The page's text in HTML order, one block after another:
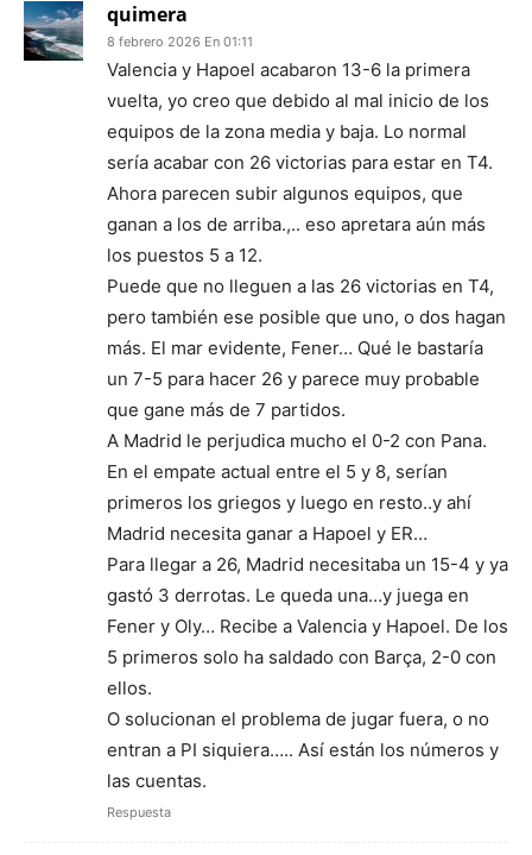
quimera
8 febrero 2026 En 01:11
Valencia y Hapoel acabaron 13-6 la primera
vuelta, yo creo que debido al mal inicio de los
equipos de la zona media y baja. Lo normal
sería acabar con 26 victorias para estar en T4.
Ahora parecen subir algunos equipos, que
ganan a los de arriba.,.. eso apretara aún más
los puestos 5 a 12.
Puede que no lleguen a las 26 victorias en T4,
pero también ese posible que uno, o dos hagan
más. El mar evidente, Fener… Qué le bastaría
un 7-5 para hacer 26 y parece muy probable
que gane más de 7 partidos.
A Madrid le perjudica mucho el 0-2 con Pana.
En el empate actual entre el 5 y 8, serían
primeros los griegos y luego en resto..y ahí
Madrid necesita ganar a Hapoel y ER…
Para llegar a 26, Madrid necesitaba un 15-4 y ya
gastó 3 derrotas. Le queda una…y juega en
Fener y Oly… Recibe a Valencia y Hapoel. De los
5 primeros solo ha saldado con Barça, 2-0 con
ellos.
O solucionan el problema de jugar fuera, o no
entran a PI siquiera….. Así están los números y
las cuentas.
Respuesta